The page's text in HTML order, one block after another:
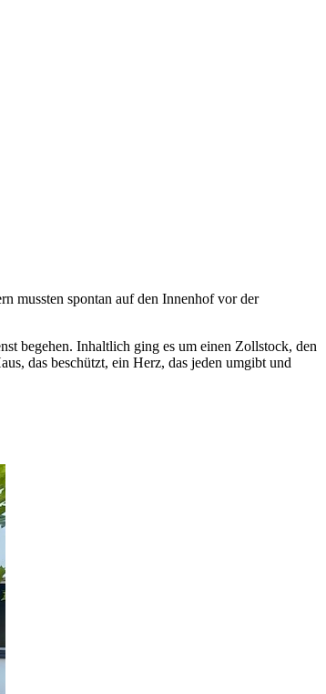
mussten spontan auf den Innenhof vor der
begehen. Inhaltlich ging es um einen Zollstock, den
das beschützt, ein Herz, das jeden umgibt und